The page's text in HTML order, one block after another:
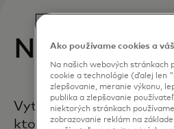
Naše
Vytvoriť robustnú
ktorá integruje podniky
Ako používame cookies a
Na našich webových stránkach
cookie a technológie (ďalej len
zlepšovanie, meranie výkonu,
publika a zlepšovanie
niektorých stránkach
zobrazovanie reklám na